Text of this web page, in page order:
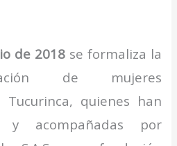
de 2018se formaliza la
de mujeres
quienes han
y acompañadas por